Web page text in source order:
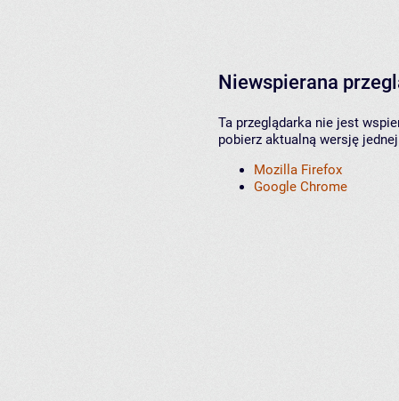
Niewspierana
Ta przeglądarka nie jest
pobierz aktualną wersję
Mozilla Firefox
Google Chrome